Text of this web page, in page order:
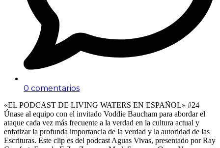
0 comentarios
«EL PODCAST DE LIVING WATERS EN ESPAÑOL» #24
Únase al equipo con el invitado Voddie Baucham para abordar el
ataque cada vez más frecuente a la verdad en la cultura actual y
enfatizar la profunda importancia de la verdad y la autoridad de las
Escrituras. Este clip es del podcast Aguas Vivas, presentado por Ray